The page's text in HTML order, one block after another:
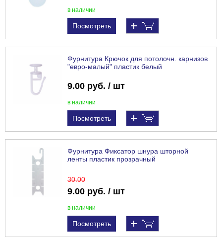
в наличии
Посмотреть
Фурнитура Крючок для потолочн. карнизов
"евро-малый" пластик белый
9.00 руб. / шт
в наличии
Посмотреть
Фурнитура Фиксатор шнура шторной
ленты пластик прозрачный
30.00
9.00 руб. / шт
в наличии
Посмотреть